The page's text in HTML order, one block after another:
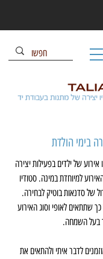
בימי הולדת
אירוע של ילדים בפעילות יצירה
למיוחדת במינה. סטודיו
שתתאים לאופי וסוג האירוע
בעל השמחה.
לדבר איתי ולהתאים את